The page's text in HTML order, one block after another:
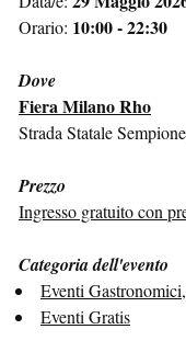
Orario: 10:00 - 22:30
Dove
Fiera Milano Rho
Strada Statale
Prezzo
Ingresso gratuito con
Categoria dell'evento
Eventi
Eventi Gratis